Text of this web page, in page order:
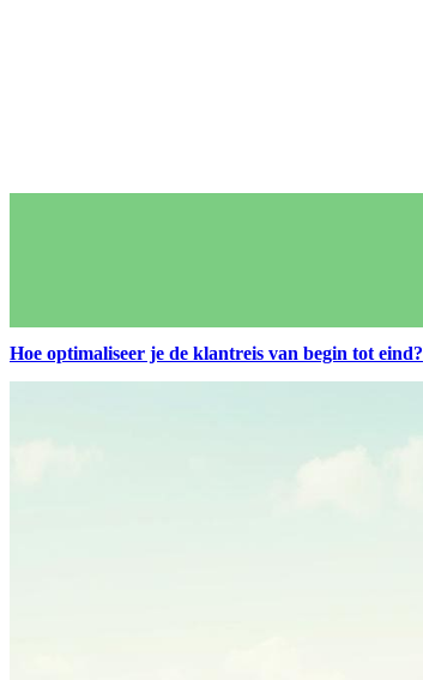
Hoe optimaliseer je de klantreis van begin tot eind?